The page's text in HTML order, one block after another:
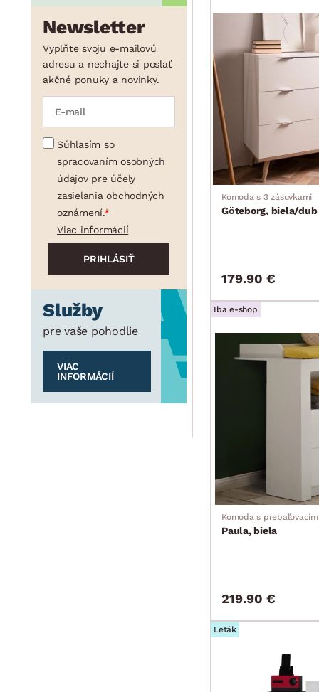
Newsletter
Vyplňte svoju e-mailovú
adresu a nechajte si poslať
akčné ponuky a novinky.
Súhlasím so
spracovaním osobných
údajov pre účely
zasielania obchodných
oznámení.
Viac informácií
Služby
pre vaše pohodlie
VIAC
INFORMÁCIÍ
Komoda s 3 zásuvkami
Göteborg, biela/dub
179.90 €
Iba e-shop
Komoda s
Paula, biela
219.90 €
Leták